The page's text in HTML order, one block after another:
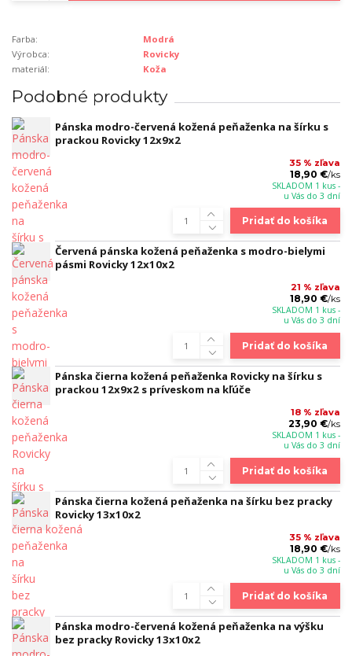
Farba:
Modrá
Výrobca:
Rovicky
materiál:
Koža
Podobné produkty
Pánska modro-červená kožená peňaženka na šírku s
prackou Rovicky 12x9x2
35 % zľava
18,90 €/ks
SKLADOM 1 kus -
u Vás do 3 dní
Pridať do košíka
Červená pánska kožená peňaženka s modro-bielymi
pásmi Rovicky 12x10x2
21 % zľava
18,90 €/ks
SKLADOM 1 kus -
u Vás do 3 dní
Pridať do košíka
Pánska čierna kožená peňaženka Rovicky na šírku s
prackou 12x9x2 s príveskom na kľúče
18 % zľava
23,90 €/ks
SKLADOM 1 kus -
u Vás do 3 dní
Pridať do košíka
Pánska čierna kožená peňaženka na šírku bez pracky
Rovicky 13x10x2
35 % zľava
18,90 €/ks
SKLADOM 1 kus -
u Vás do 3 dní
Pridať do košíka
Pánska modro-červená kožená peňaženka na výšku
bez pracky Rovicky 13x10x2